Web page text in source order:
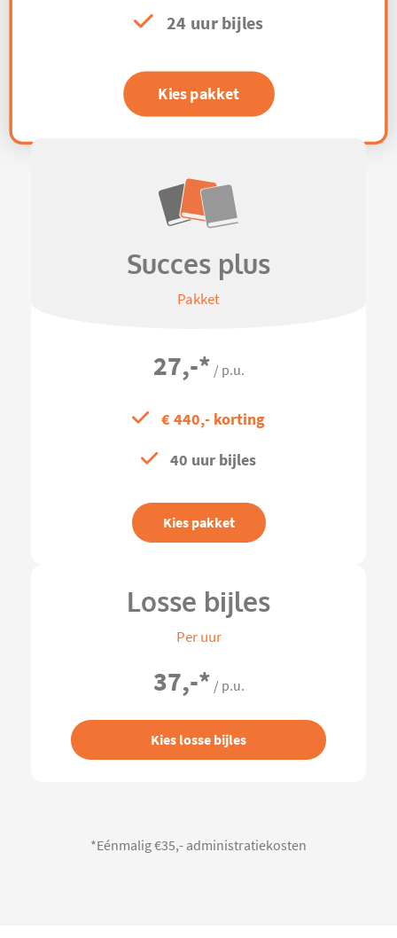
24 uur bijles
Kies pakket
Succes plus
Pakket
27,-* / p.u.
€ 440,- korting
40 uur bijles
Kies pakket
Losse bijles
Per uur
37,-* / p.u.
Kies losse bijles
*Eénmalig €35,- administratiekosten